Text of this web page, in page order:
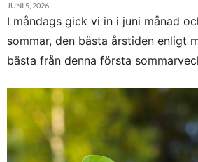
JUNI 5, 2026
I måndags gick vi in i juni månad
sommar, den bästa årstiden enligt
bästa från denna första